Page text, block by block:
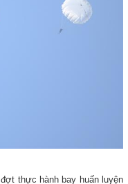
thực hành bay huấn luyện